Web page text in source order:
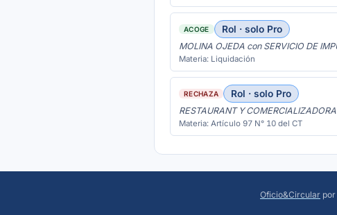
ACOGE Rol · solo Pro
MOLINA OJEDA con SERVICIO DE
Materia: Liquidación
RECHAZA Rol · solo Pro
RESTAURANT Y
Materia: Artículo 97 N° 10 del CT
Oficio&Circular por